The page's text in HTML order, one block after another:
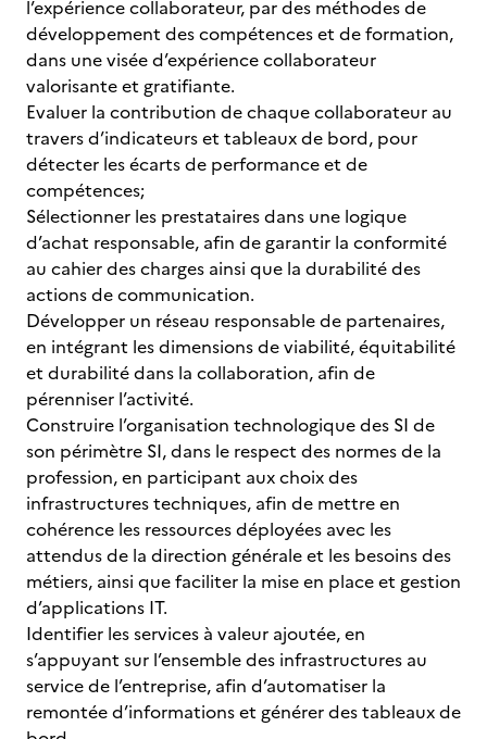
l’expérience collaborateur, par des méthodes de
développement des compétences et de formation,
dans une visée d’expérience collaborateur
valorisante et gratifiante.
Evaluer la contribution de chaque collaborateur au
travers d’indicateurs et tableaux de bord, pour
détecter les écarts de performance et de
compétences;
Sélectionner les prestataires dans une logique
d’achat responsable, afin de garantir la conformité
au cahier des charges ainsi que la durabilité des
actions de communication.
Développer un réseau responsable de partenaires,
en intégrant les dimensions de viabilité, équitabilité
et durabilité dans la collaboration, afin de
pérenniser l’activité.
Construire l’organisation technologique des SI de
son périmètre SI, dans le respect des normes de la
profession, en participant aux choix des
infrastructures techniques, afin de mettre en
cohérence les ressources déployées avec les
attendus de la direction générale et les besoins des
métiers, ainsi que faciliter la mise en place et gestion
d’applications IT.
Identifier les services à valeur ajoutée, en
s’appuyant sur l’ensemble des infrastructures au
service de l’entreprise, afin d’automatiser la
remontée d’informations et générer des tableaux de